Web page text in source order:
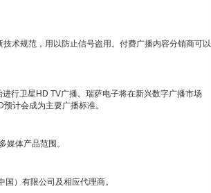
术规范，用以防止信号盗用。付费广播内容分销商可以
行卫星HD TV广播。瑞萨电子将在新兴数字广播市场
计会成为主要广播标准。
媒体产品范围。
）有限公司及相应代理商。